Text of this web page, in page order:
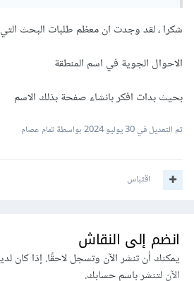
قالب للموقع أو شراء قالب يوفر تجربة
معايير الـ SEO.
وقبل ذلك كله يجب التفكير في المحتوى
معينة وتفقد هل هناك عمليات بحث عن
ونشر محتوى قيم.
شكرا ، لقد وجدت ان معظم طلبات البحث
الاحوال الجوية في اسم المنطقة
بحيث بدات افكر بانشاء صفحة بذلك الاسم
تم التعديل في30 يوليو 2024 بواسطة تمام عصام
اقتباس
انضم إلى النقاش
يمكنك أن تنشر الآن وتسجل لاحقًا. إذا كان
الآنلتنشر باسم حسابك.